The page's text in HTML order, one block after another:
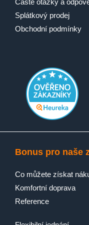
Časté otázky a
Splátkový prodej
Obchodní podmínky
Bonus pro naše
Co můžete získat
Komfortní doprava
Reference